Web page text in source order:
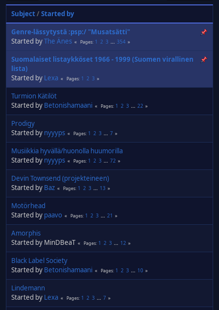
Subject/ Started by
Genre-lässytystä :psp:/ "Musatsätti"
Started byThe Änes Pages 1 2 3 ... 354
Suomalaiset listaykköset 1966 - 1999 (Suomen virallinen
lista)
Started by Lexa Pages 1 2 3
Turmion Kätilöt
Started by Betonishamaani Pages 1 2 3 ... 22
Prodigy
Started by nyyyps Pages 1 2 3 ... 7
Musiikkia hyvällä/huonolla huumorilla
Started by nyyyps Pages 1 2 3 ... 72
Devin Townsend (projekteineen)
Started by Baz Pages 1 2 3 ... 13
Motörhead
Started by paavo Pages 1 2 3 ... 21
Amorphis
Started by MinDBeaT
Pages 1 2 3 ... 12
Black Label Society
Started by Betonishamaani Pages 1 2 3 ... 10
Lindemann
Started by Lexa Pages 1 2 3 ... 7